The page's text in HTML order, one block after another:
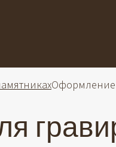
Оформление